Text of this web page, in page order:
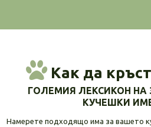
Как да
ГОЛЕМИЯ ЛЕКСИКОН
КУЧЕШКИ
Намерете подходящо има за вашето